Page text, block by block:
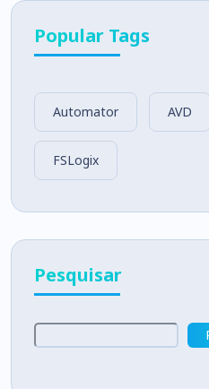
Popular Tags
Automator AVD
FSLogix
Pesquisar